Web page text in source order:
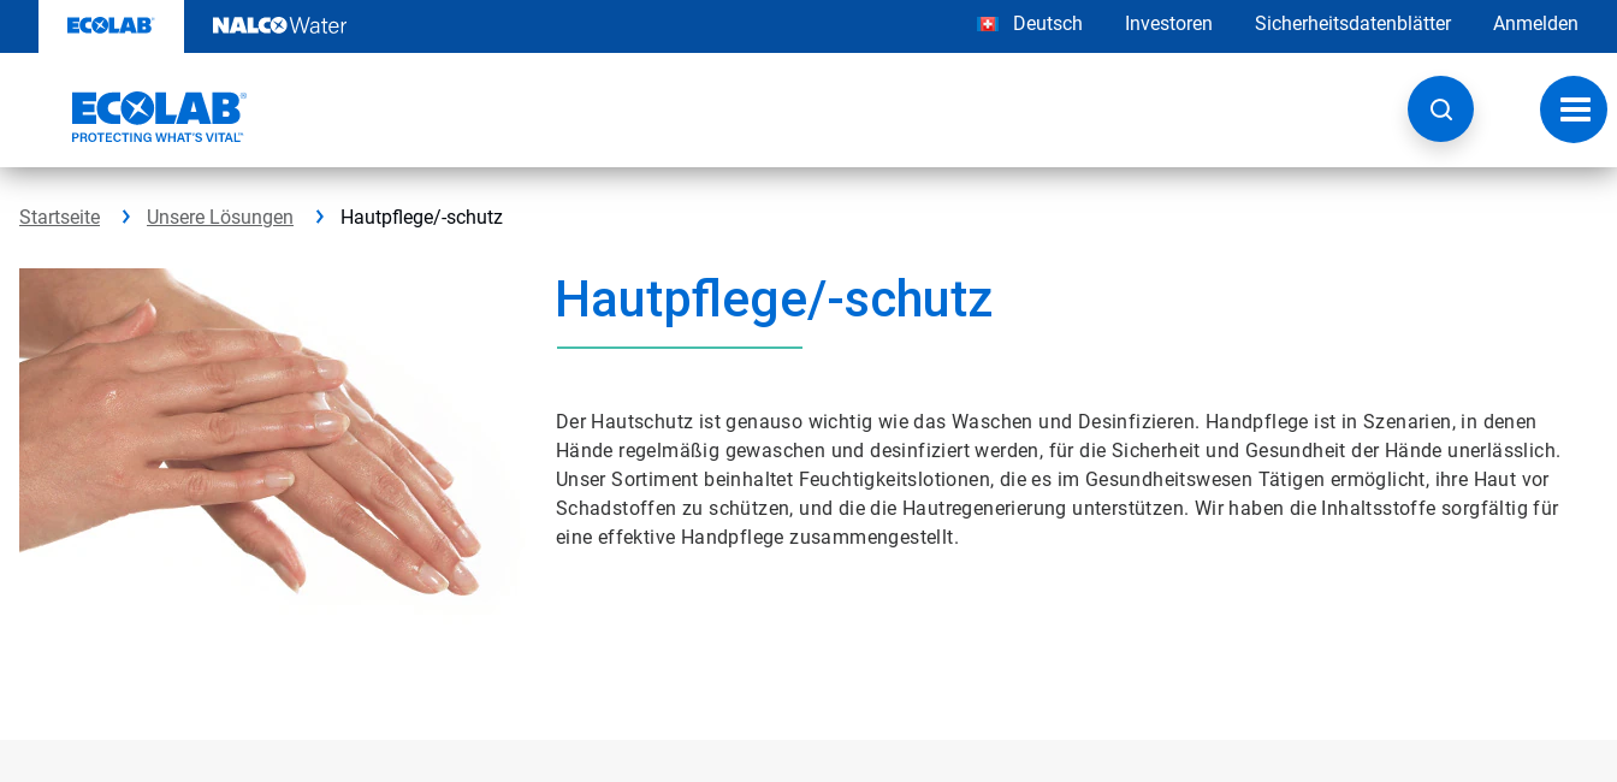
Inhalt
Deutsch Investoren Sicherheitsdatenblätter Anmelden
Startseite Unsere Lösungen Hautpflege/-schutz
Hautpflege/-schutz
Der Hautschutz ist genauso wichtig wie das Waschen und Desinfizieren. Handpflege ist in Szenarien, in denen
Hände regelmäßig gewaschen und desinfiziert werden, für die Sicherheit und Gesundheit der Hände unerlässlich.
Unser Sortiment beinhaltet Feuchtigkeitslotionen, die es im Gesundheitswesen Tätigen ermöglicht, ihre Haut vor
Schadstoffen zu schützen, und die die Hautregenerierung unterstützen. Wir haben die Inhaltsstoffe sorgfältig für
eine effektive Handpflege zusammengestellt.